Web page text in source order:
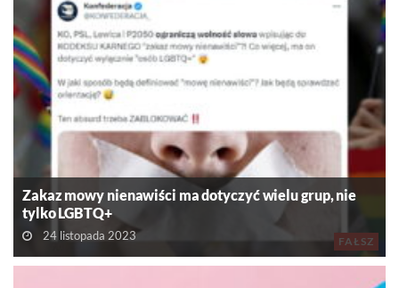
FAŁSZ
Zakaz mowy nienawiści ma dotyczyć wielu grup, nie
tylko LGBTQ+
24 listopada 2023